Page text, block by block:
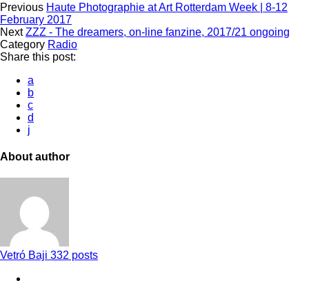
Previous Haute Photographie at Art Rotterdam Week | 8-12
February 2017
NextZZZ - The dreamers, on-line fanzine, 2017/21 ongoing
Category Radio
Share this post:
a
b
c
d
j
About author
Vetró Baji 332 posts